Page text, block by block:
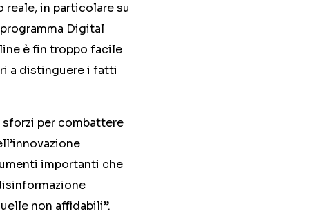
in particolare su
Digital
è fin troppo facile
a distinguere i fatti
per combattere
importanti che
non affidabili”.